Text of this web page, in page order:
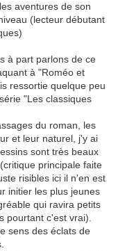
aventures de son
(lecteur débutant
à part parlons de ce
à "Roméo et
ressortie quelque peu
"Les classiques
du roman, les
et leur naturel, j'y ai
sont très beaux
principale faite
risibles ici il n'en est
initier les plus jeunes
qui ravira petits
pourtant c'est vrai).
sens des éclats de